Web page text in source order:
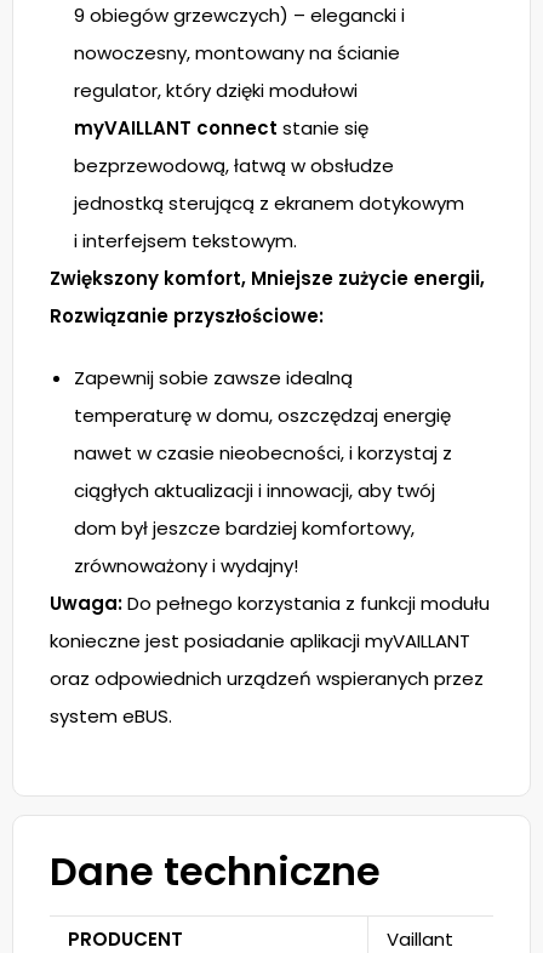
9 obiegów grzewczych) – elegancki i
nowoczesny, montowany na ścianie
regulator, który dzięki modułowi
myVAILLANT connect stanie się
bezprzewodową, łatwą w obsłudze
jednostką sterującą z ekranem dotykowym
i interfejsem tekstowym.
Zwiększony komfort, Mniejsze zużycie energii,
Rozwiązanie przyszłościowe:
Zapewnij sobie zawsze idealną
temperaturę w domu, oszczędzaj energię
nawet w czasie nieobecności, i korzystaj z
ciągłych aktualizacji i innowacji, aby twój
dom był jeszcze bardziej komfortowy,
zrównoważony i wydajny!
Uwaga:Do pełnego korzystania z funkcji modułu
konieczne jest posiadanie aplikacji myVAILLANT
oraz odpowiednich urządzeń wspieranych przez
system eBUS.
Dane techniczne
PRODUCENT
Vaillant